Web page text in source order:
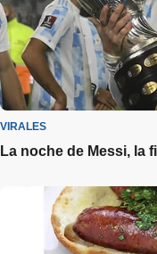
VIRALES
La noche de Messi, la